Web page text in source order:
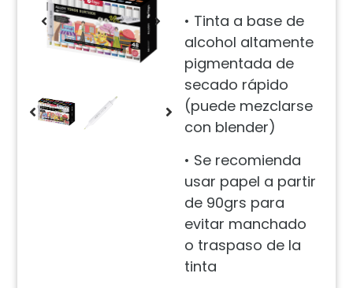
• Tinta a base de
alcohol altamente
pigmentada de
secado rápido
(puede mezclarse
con blender)
• Se recomienda
usar papel a partir
de 90grs para
evitar manchado
o traspaso de la
tinta